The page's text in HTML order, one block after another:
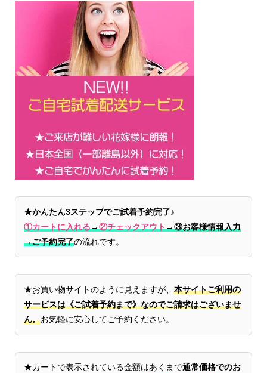
★かんたん3ステップでご試着予約完了♪
①カートに入れる→②チェックアウト→③お客様情報入力
→ご予約完了の流れです。
★お買い物サイトのように見えますが、 本サイトご利用の
サービスは《ご試着予約まで》なのでご請求はございませ
ん。お気軽に安心してご予約ください。
★カートで表示されている金額はあくまで通常価格でのお